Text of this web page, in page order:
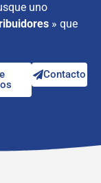
uno
» que
Contacto